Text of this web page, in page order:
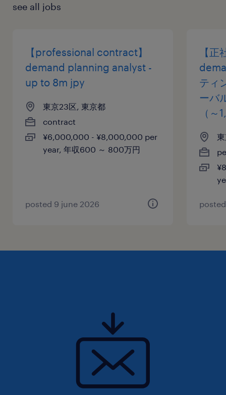
see all jobs
【professional contract】
demand planning analyst -
up to 8m jpy
東京23区, 東京都
contract
¥6,000,000 - ¥8,000,000 per
year, 年収600 ～ 800万円
posted 9 june 2026
【
ティ
ーバ
（